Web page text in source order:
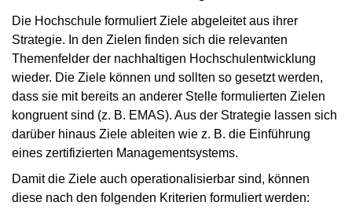
Die Hochschule formuliert Ziele abgeleitet aus ihrer
Strategie. In den Zielen finden sich die relevanten
Themenfelder der nachhaltigen Hochschulentwicklung
wieder. Die Ziele können und sollten so gesetzt werden,
dass sie mit bereits an anderer Stelle formulierten Zielen
kongruent sind (z. B. EMAS). Aus der Strategie lassen sich
darüber hinaus Ziele ableiten wie z. B. die Einführung
eines zertifizierten Managementsystems.
Damit die Ziele auch operationalisierbar sind, können
diese nach den folgenden Kriterien formuliert werden: